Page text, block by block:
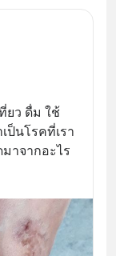
ยว ดื่ม ใช้
ป็นโรคที่เรา
มาจากอะไร